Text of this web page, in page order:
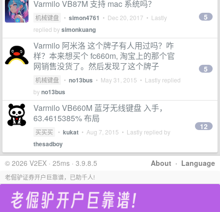
Varmilo VB87M 支持 mac 系统吗？
机械键盘 • simon4761 • Dec 20, 2017 • Lastly
replied bysimonkuang
5
Varmilo 阿米洛 这个牌子有人用过吗？咋
样？本来想买个 fc660m, 淘宝上的那个官
网销售没货了。然后发现了这个牌子
机械键盘 • no13bus • May 31, 2015 • Lastly replied
byno13bus
5
Varmilo VB660M 蓝牙无线键盘 入手，
63.4615385% 布局
买买买 • kukat • Aug 7, 2015 • Lastly replied by
thesadboy
12
About · Language
© 2026 V2EX · 25ms · 3.9.8.5
老倔驴证券开户巨靠谱，已助千人!